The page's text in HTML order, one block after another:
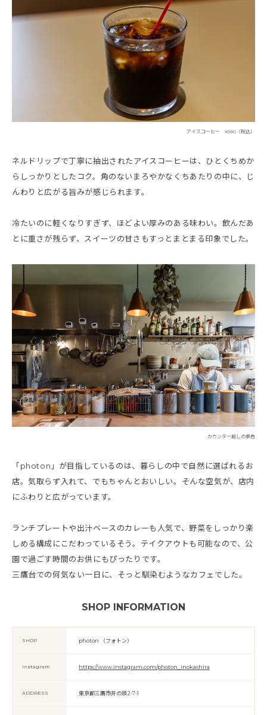
アイスコーヒー ¥580（税込）
ネルドリップで丁寧に抽出されたアイスコーヒーは、ひとくちめか
らしっかりとしたコク。角のないまろやかなくちあたりの中に、じ
んわりと広がる旨みが感じられます。
冷たいのに軽くなりすぎず、ほどよい厚みのある味わい。飲んだあ
とに重さが残らず、スイーツの甘さもすっとまとまる印象でした。
カウンター越しの景色
「photon」が目指しているのは、暮らしの中で自然に選ばれるお
店。気取らず入れて、でもちゃんとおいしい。そんな空気が、店内
にふわりと広がっています。
ランチプレートや出汁ベースのカレーも人気で、野菜をしっかり楽
しめる構成にこだわっているそう。テイクアウトも可能なので、公
園で過ごす時間のお供にもぴったりです。
三鷹台での何気ない一日に、そっと馴染むようなカフェでした。
SHOP INFORMATION
SHOP photon （フォトン）
Instagram https://www.instagram.com/photon_inokashira
ADDRESS 東京都三鷹市井の頭2-7-1